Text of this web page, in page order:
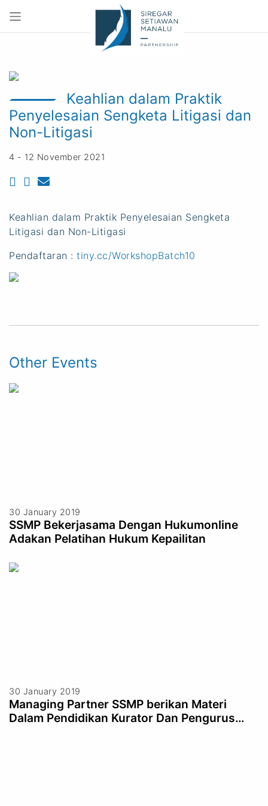
Keahlian dalam Praktik
Penyelesaian Sengketa Litigasi dan
Non-Litigasi
4 - 12 November 2021
Keahlian dalam Praktik Penyelesaian Sengketa
Litigasi dan Non-Litigasi
Pendaftaran : tiny.cc/WorkshopBatch10
Other Events
30 January 2019
SSMP Bekerjasama Dengan Hukumonline
Adakan Pelatihan Hukum Kepailitan
30 January 2019
Managing Partner SSMP berikan Materi
Dalam Pendidikan Kurator Dan Pengurus